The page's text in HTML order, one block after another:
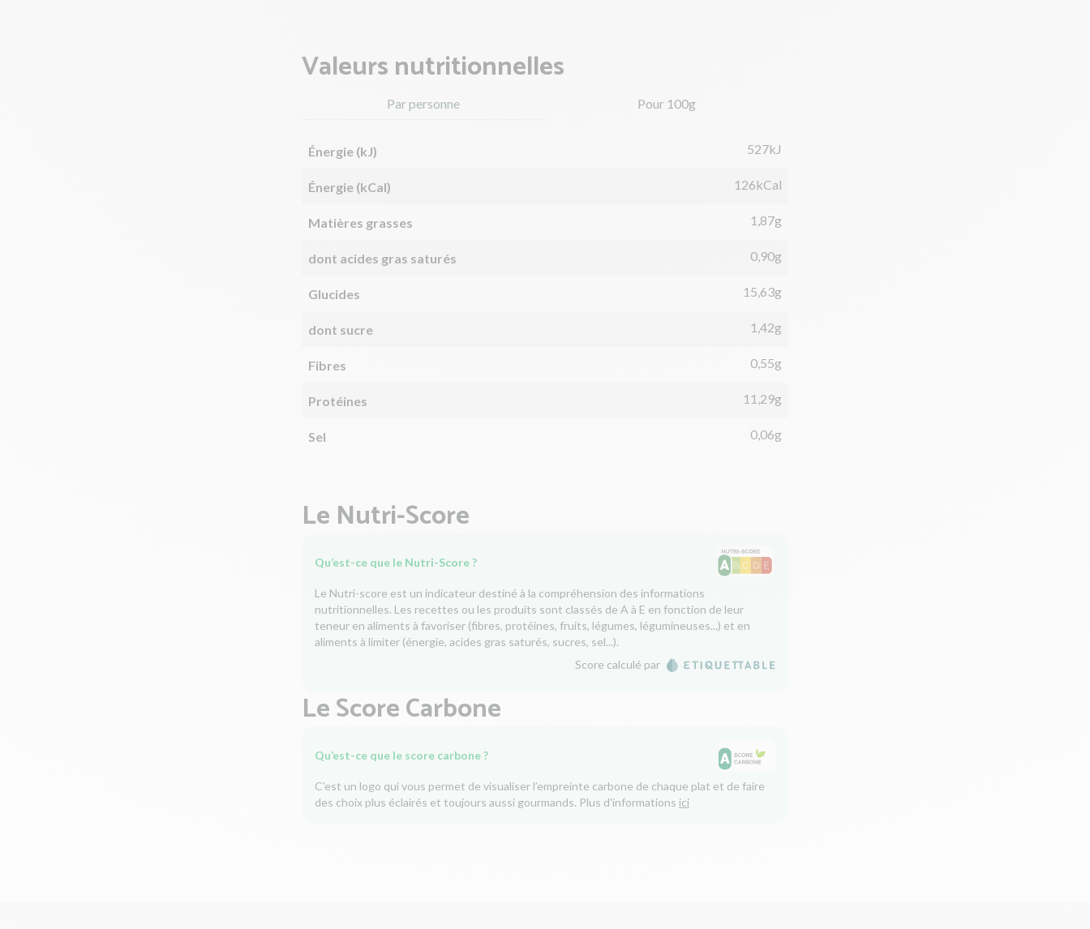
Valeurs nutritionnelles
Par personne Pour 100g
Énergie (kJ) 527kJ
Énergie (kCal) 126kCal
Matières grasses 1,87g
dont acides gras saturés 0,90g
Glucides 15,63g
dont sucre 1,42g
Fibres 0,55g
Protéines 11,29g
Sel 0,06g
Le Nutri-Score
Qu’est-ce que le Nutri-Score ?
Le Nutri-score est un indicateur destiné à la compréhension des informations
nutritionnelles. Les recettes ou les produits sont classés de A à E en fonction de leur
teneur en aliments à favoriser (fibres, protéines, fruits, légumes, légumineuses...) et en
aliments à limiter (énergie, acides gras saturés, sucres, sel...).
Score calculé par
Le Score Carbone
Qu’est-ce que le score carbone ?
C'est un logo qui vous permet de visualiser l’empreinte carbone de chaque plat et de faire
des choix plus éclairés et toujours aussi gourmands. Plus d'informations ici